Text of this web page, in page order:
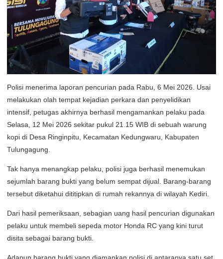
Polisi menerima laporan pencurian pada Rabu, 6 Mei 2026. Usai
melakukan olah tempat kejadian perkara dan penyelidikan
intensif, petugas akhirnya berhasil mengamankan pelaku pada
Selasa, 12 Mei 2026 sekitar pukul 21.15 WIB di sebuah warung
kopi di Desa Ringinpitu, Kecamatan Kedungwaru, Kabupaten
Tulungagung.
Tak hanya menangkap pelaku, polisi juga berhasil menemukan
sejumlah barang bukti yang belum sempat dijual. Barang-barang
tersebut diketahui dititipkan di rumah rekannya di wilayah Kediri.
Dari hasil pemeriksaan, sebagian uang hasil pencurian digunakan
pelaku untuk membeli sepeda motor Honda RC yang kini turut
disita sebagai barang bukti.